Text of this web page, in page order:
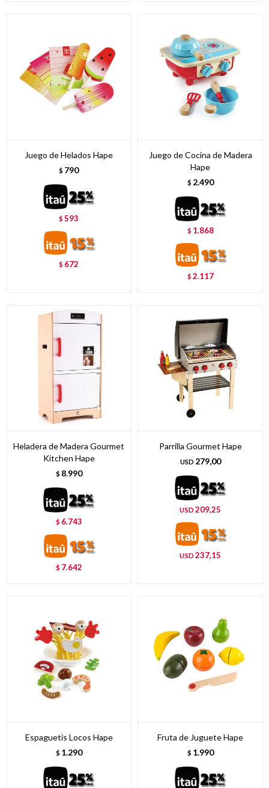
Juego de Helados Hape
$ 790
$593
$ 672
Juego de Cocina de Madera
Hape
$ 2.490
$ 1.868
$2.117
Heladera de Madera Gourmet
Kitchen Hape
$ 8.990
$ 6.743
$ 7.642
Parrilla Gourmet Hape
USD 279,00
USD 209,25
USD 237,15
Espaguetis Locos Hape
$ 1.290
Fruta de Juguete Hape
$ 1.990